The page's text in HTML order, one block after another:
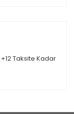
Taksite Kadar